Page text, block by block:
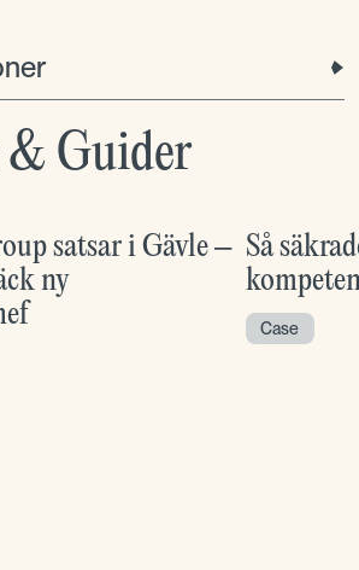
Guider
satsar i Gävle –
ny
Så
Case